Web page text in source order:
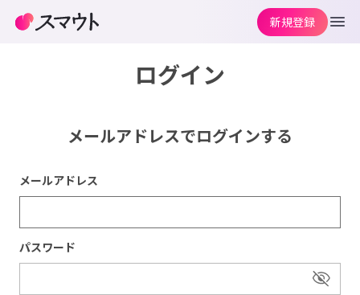
ログイン
メールアドレスでログインする
メールアドレス
パスワード
新規登録